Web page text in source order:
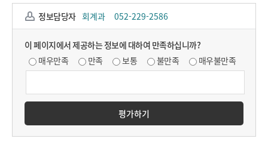
정보담당자 회계과 052-229-2586
이 페이지에서 제공하는 정보에 대하여 만족하십니까?
매우만족
만족 보통 불만족 매우불만족
평가하기